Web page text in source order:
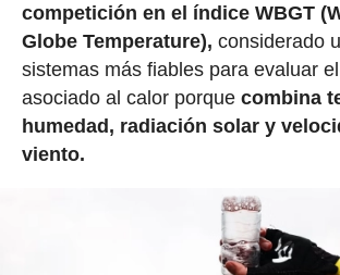
competición en el índice WBGT
Globe Temperature), considerado
sistemas más fiables para evaluar
asociado al calor porque combina
humedad, radiación solar y
viento.